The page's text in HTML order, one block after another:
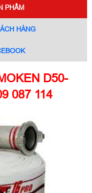
PHẨM
HÀNG
D50-
087 114